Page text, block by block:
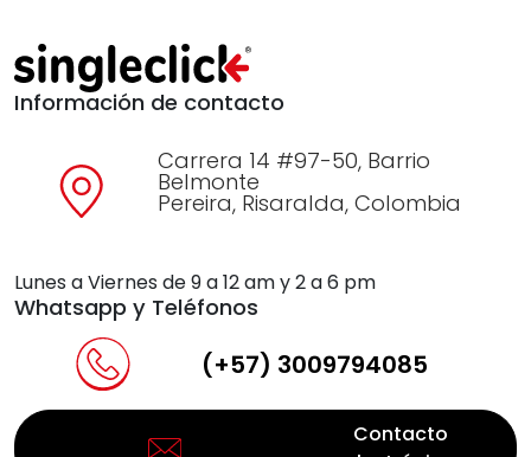
Información de contacto
Carrera 14 #97-50, Barrio
Belmonte
Pereira, Risaralda, Colombia
Lunes a Viernes de 9 a 12 am y 2 a 6 pm
Whatsapp y Teléfonos
(+57) 3009794085
Contacto